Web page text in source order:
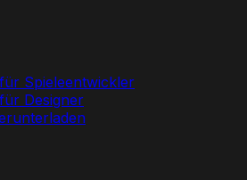
Spieleentwickler
Designer